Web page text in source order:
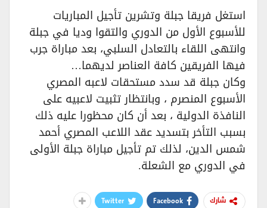
استغل فريقا جبلة وتشرين تأجيل المباريات
للأسبوع الأول من الدوري والتقوا وديا في جبلة
وانتهى اللقاء بالتعادل السلبي، بعد مباراة جرب
فيها الفريقين كافة العناصر لديهما…
وكان جبلة قد سدد مستحقات لاعبه المصري
الأسبوع المنصرم ، وبانتظار تثبيت لاعبيه على
النافذة الدولية ، بعد أن كان محظورا عليه ذلك
بسبب التأخر بتسديد عقد اللاعب المصري أحمد
شمس الدين، لذلك تم تأجيل مباراة جبلة الأولى
في الدوري مع الشعلة.
شارك Facebook
Twitter